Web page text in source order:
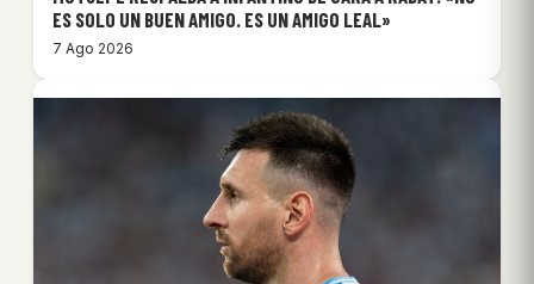
ES SOLO UN BUEN AMIGO. ES UN AMIGO LEAL»
7 Ago 2026